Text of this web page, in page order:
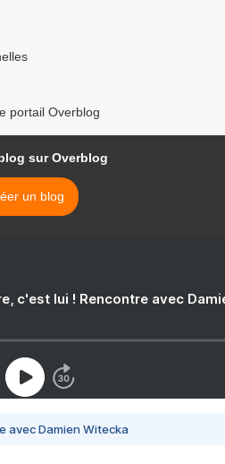
portail Overblog
sur Overblog
un blog
c'est lui ! Rencontre avec
avec Damien Witecka